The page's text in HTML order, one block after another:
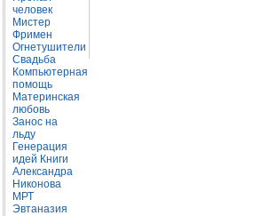
человек
Мистер
Фримен
Огнетушители
Свадьба
Компьютерная
помощь
Материнская
любовь
Занос на
льду
Генерация
идей Книги
Александра
Никонова
МРТ
Эвтаназия